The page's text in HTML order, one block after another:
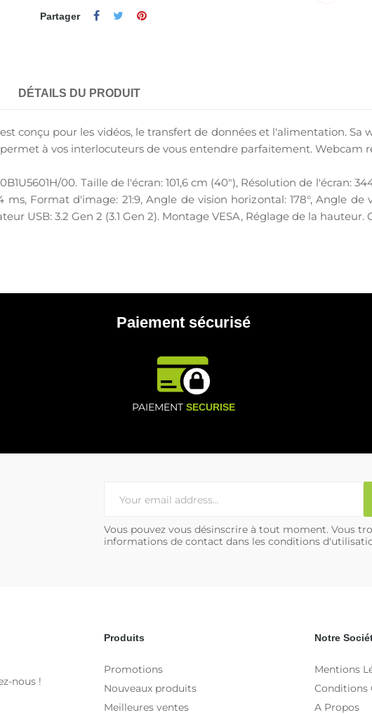
Partager
DÉTAILS DU PRODUIT
conçu pour les vidéos, le transfert de données et l'alimentation.
à vos interlocuteurs de vous entendre parfaitement. Webcam
00. Taille de l'écran: 101,6 cm (40"), Résolution de l'écran:
ms, Format d'image: 21:9, Angle de vision horizontal: 178°, Angle
USB: 3.2 Gen 2 (3.1 Gen 2). Montage VESA, Réglage de la
Paiement sécurisé
PAIEMENT SECURISE
Vous pouvez vous désinscrire à tout moment. Vous
informations de contact dans les conditions
nous !
Produits
Promotions
Nouveaux produits
Meilleures ventes
Notre
Mentions
Conditions
A Propos